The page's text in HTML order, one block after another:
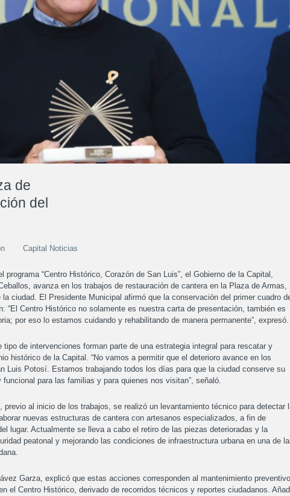
de
del
Capital Noticias
“Centro Histórico, Corazón de San Luis”, el Gobierno de la Capital,
avanza en los trabajos de restauración de cantera en la Plaza de Armas,
ciudad. El Presidente Municipal afirmó que la conservación del primer cuadro
“El Centro Histórico no solamente es nuestra carta de presentación, también es
por eso lo estamos cuidando y rehabilitando de manera permanente”, expresó.
de intervenciones forman parte de una estrategia integral para rescatar y
histórico de la Capital. “No vamos a permitir que el deterioro avance en los
Luis Potosí. Estamos trabajando todos los días para que la ciudad conserve su
para las familias y para quienes nos visitan”, señaló.
previo al inicio de los trabajos, se realizó un levantamiento técnico para detectar
nuevas estructuras de cantera con artesanos especializados, a fin de
lugar. Actualmente se lleva a cabo el retiro de las piezas deterioradas y la
peatonal y mejorando las condiciones de infraestructura urbana en una de
Garza, explicó que estas acciones corresponden al mantenimiento
el Centro Histórico, derivado de recorridos técnicos y reportes ciudadanos.